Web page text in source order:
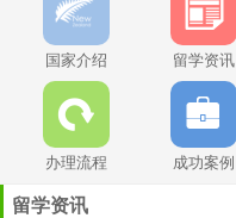
国家介绍 留学资讯
办理流程 成功案例
留学资讯